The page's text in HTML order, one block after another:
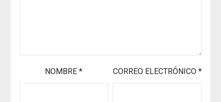
NOMBRE* CORREO ELECTRÓNICO *